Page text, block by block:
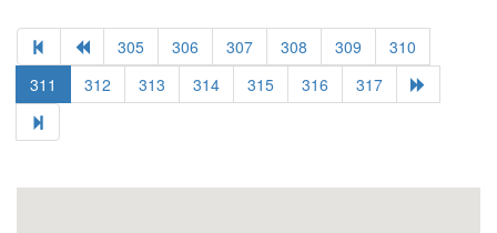
305 306 307 308 309
310
311
312 313 314 315 316 317